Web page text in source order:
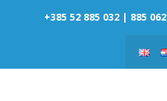
‎‎+385 52 885 032 | 885 062